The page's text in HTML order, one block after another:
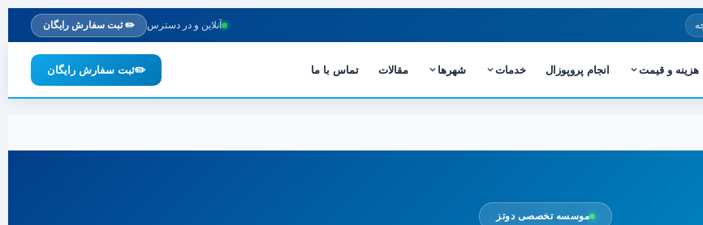
آنلاین و در دسترس ✏️ ثبت سفارش رایگان
هزینه و قیمت انجام پروپوزال خدمات شهرها مقالات تماس با ما ✏️ثبت سفارش رایگان
موسسه تخصصی دوتز